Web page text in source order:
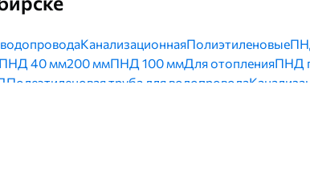
КанализационнаяПолиэтиленовые
ПНД 40 мм200 ммПНД 100 ммДля отопленияПНД
Полеэтиленовая труба для водопровода